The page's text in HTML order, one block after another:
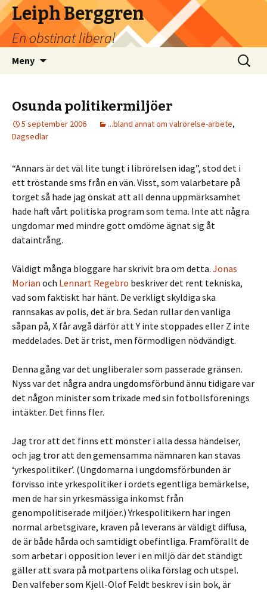
Leiph Berggren
En obstinat liberal
Meny
Sök
efter:
Osunda politikermiljöer
5 september 2006 ...bland annat om valrörelse-arbete,
Dagsedlar
“Annars är det väl lite tungt i librörelsen idag”, stod det i
ett tröstande sms från en vän. Visst, som valarbetare på
torget så hade jag önskat att all denna uppmärksamhet
hade haft vårt politiska program som tema. Inte att några
ungdomar med mindre gott omdöme ägnat sig åt
dataintrång.
Väldigt många bloggare har skrivit bra om detta. Jonas
Morian och Lennart Regebro beskriver det rent tekniska,
vad som faktiskt har hänt. De verkligt skyldiga ska
rannsakas av polis, det är bra. Sedan rullar den vanliga
såpan på, X får avgå därför att Y inte stoppades eller Z inte
meddelades. Det är trist, men förmodligen nödvändigt.
Denna gång var det ungliberaler som passerade gränsen.
Nyss var det några andra ungdomsförbund ännu tidigare var
det någon minister som trixade med sin fotbollsförenings
intäkter. Det finns fler.
Jag tror att det finns ett mönster i alla dessa händelser,
och jag tror att den gemensamma nämnaren kan stavas
‘yrkespolitiker’. (Ungdomarna i ungdomsförbunden är
förvisso inte yrkespolitiker i ordets egentliga bemärkelse,
men de har sin yrkesmässiga inkomst från
genompolitiserade miljöer.) Yrkespolitikern har ingen
normal arbetsgivare, kraven på leverans är väldigt diffusa,
de är både hårda och samtidigt obefintliga. Framförallt de
som arbetar i opposition lever i en miljö där det ständigt
gäller att svara på motpartens olika förslag och utspel.
Den valfeber som Kjell-Olof Feldt beskrev i sin bok, är